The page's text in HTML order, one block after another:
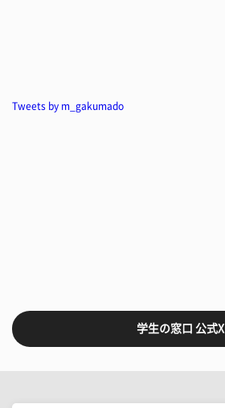
Tweets by m_gakumado
学生の窓口 公式X